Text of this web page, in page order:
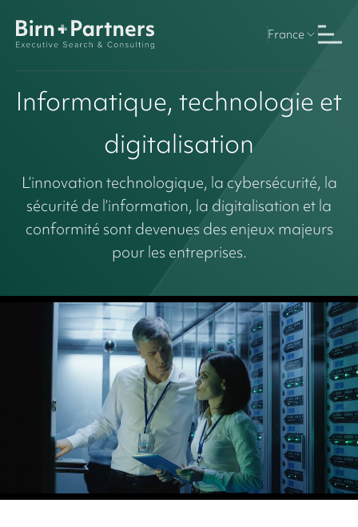
France
Informatique, technologie et
digitalisation
L’innovation technologique, la cybersécurité, la
sécurité de l’information, la digitalisation et la
conformité sont devenues des enjeux majeurs
pour les entreprises.